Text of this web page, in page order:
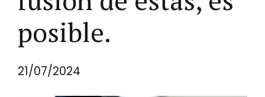
posible.
21/07/2024